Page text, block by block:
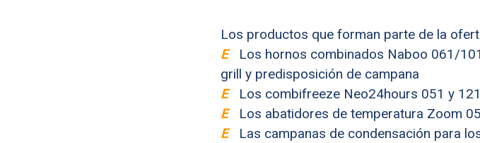
Los productos que forman parte de la
E
Los hornos combinados Naboo 061/
grill y predisposición de campana
E
Los combifreeze Neo24hours 051 y 121
E
Los abatidores de temperatura Zoom
E
Las campanas de condensación para